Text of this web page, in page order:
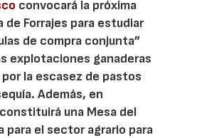
convocará la próxima
de Forrajes para estudiar
de compra conjunta”
explotaciones ganaderas
la escasez de pastos
Además, en
una Mesa del
para el sector agrario para